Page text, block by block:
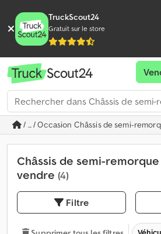
TruckScout24
Gratuit sur le store
/ ... / Occasion Châssis de semi-
Châssis de semi-
vendre (4)
Filtre